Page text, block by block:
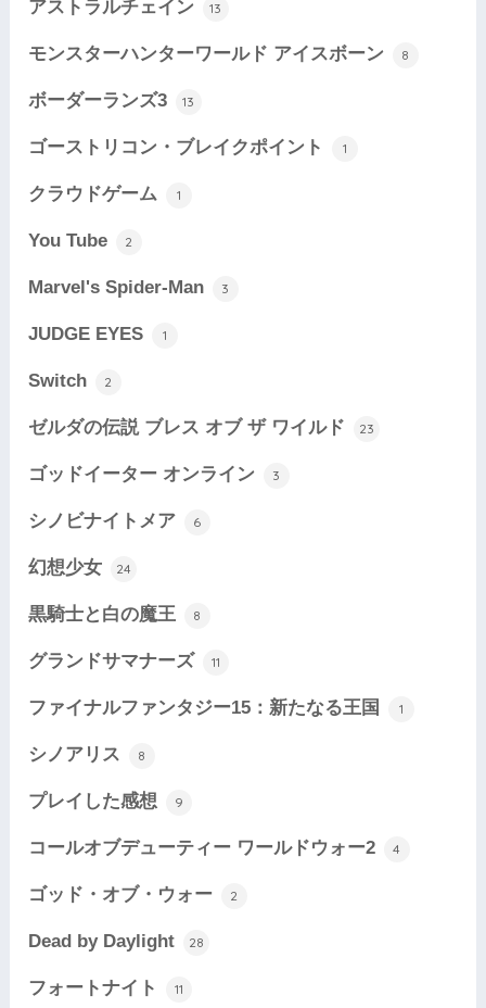
アストラルチェイン 13
モンスターハンターワールド アイスボーン 8
ボーダーランズ3 13
ゴーストリコン・ブレイクポイント 1
クラウドゲーム 1
You Tube 2
Marvel's Spider-Man 3
JUDGE EYES 1
Switch 2
ゼルダの伝説 ブレス オブ ザ ワイルド 23
ゴッドイーター オンライン 3
シノビナイトメア 6
幻想少女 24
黒騎士と白の魔王 8
グランドサマナーズ 11
ファイナルファンタジー15：新たなる王国 1
シノアリス 8
プレイした感想 9
コールオブデューティー ワールドウォー2 4
ゴッド・オブ・ウォー 2
Dead by Daylight 28
フォートナイト 11